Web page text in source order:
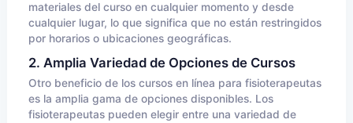
materiales del curso en cualquier momento y desde
cualquier lugar, lo que significa que no están restringidos
por horarios o ubicaciones geográficas.
2. Amplia Variedad de Opciones de Cursos
Otro beneficio de los cursos en línea para fisioterapeutas
es la amplia gama de opciones disponibles. Los
fisioterapeutas pueden elegir entre una variedad de